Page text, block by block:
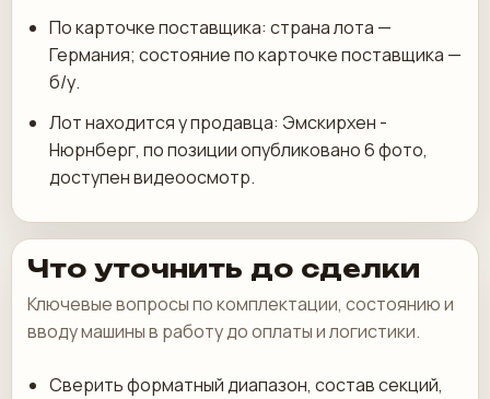
По карточке поставщика: страна лота —
Германия; состояние по карточке поставщика —
б/у.
Лот находится у продавца: Эмскирхен -
Нюрнберг, по позиции опубликовано 6 фото,
доступен видеоосмотр.
Что уточнить до сделки
Ключевые вопросы по комплектации, состоянию и
вводу машины в работу до оплаты и логистики.
Сверить форматный диапазон, состав секций,